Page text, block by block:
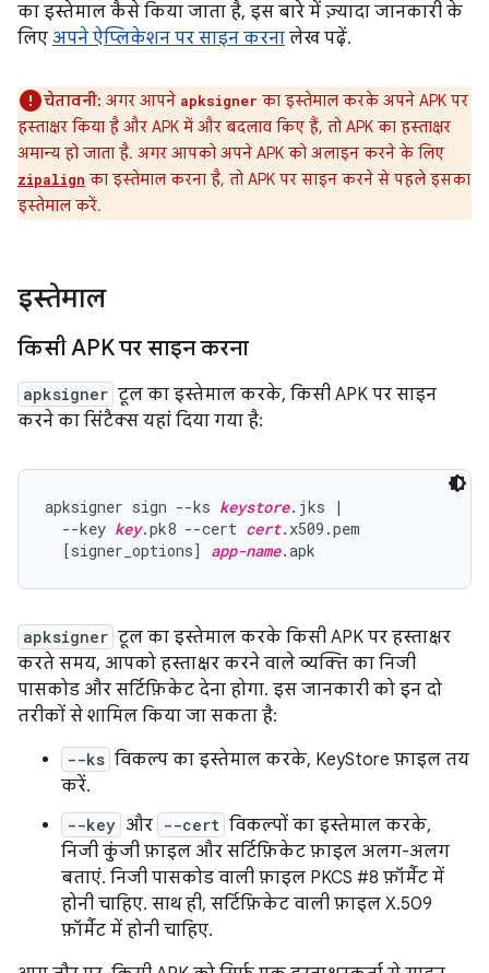
का इस्तेमाल कैसे किया जाता है, इस बारे में ज़्यादा जानकारी के
लिए अपने ऐप्लिकेशन पर साइन करना लेख पढ़ें.
चेतावनी: अगर आपने apksigner का इस्तेमाल करके अपने APK पर
हस्ताक्षर किया है और APK में और बदलाव किए हैं, तो APK का हस्ताक्षर
अमान्य हो जाता है. अगर आपको अपने APK को अलाइन करने के लिए
zipalign का इस्तेमाल करना है, तो APK पर साइन करने से पहले इसका
इस्तेमाल करें.
इस्तेमाल
किसी APK पर साइन करना
apksigner टूल का इस्तेमाल करके, किसी APK पर साइन
करने का सिंटैक्स यहां दिया गया है:
apksigner sign --ks keystore.jks |
  --key
key.pk8 --cert cert.x509.pem
  [signer_options]
app-name
apksigner टूल का इस्तेमाल करके किसी APK पर हस्ताक्षर
करते समय, आपको हस्ताक्षर करने वाले व्यक्ति का निजी
पासकोड और सर्टिफ़िकेट देना होगा. इस जानकारी को इन दो
तरीकों से शामिल किया जा सकता है:
--ks विकल्प का इस्तेमाल करके, KeyStore फ़ाइल तय
करें.
--key और --cert विकल्पों का इस्तेमाल करके,
निजी कुंजी फ़ाइल और सर्टिफ़िकेट फ़ाइल अलग-अलग
बताएं. निजी पासकोड वाली फ़ाइल PKCS #8 फ़ॉर्मैट में
होनी चाहिए. साथ ही, सर्टिफ़िकेट वाली फ़ाइल X.509
फ़ॉर्मैट में होनी चाहिए.